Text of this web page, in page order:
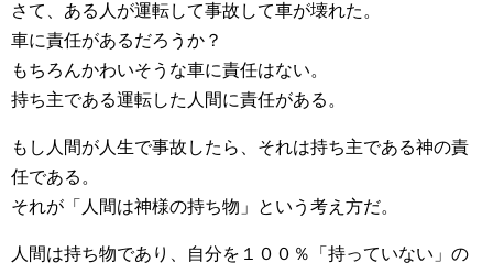
さて、ある人が運転して事故して車が壊れた。
車に責任があるだろうか？
もちろんかわいそうな車に責任はない。
持ち主である運転した人間に責任がある。
もし人間が人生で事故したら、それは持ち主である神の責
任である。
それが「人間は神様の持ち物」という考え方だ。
人間は持ち物であり、自分を１００％「持っていない」の